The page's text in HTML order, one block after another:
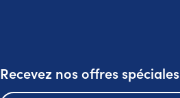
Recevez nos offres spéciales